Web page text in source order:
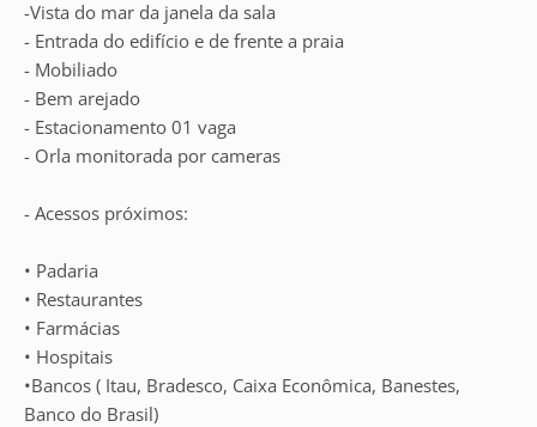
-Vista do mar da janela da sala
- Entrada do edifício e de frente a praia
- Mobiliado
- Bem arejado
- Estacionamento 01 vaga
- Orla monitorada por cameras
- Acessos próximos:
• Padaria
• Restaurantes
• Farmácias
• Hospitais
•Bancos ( Itau, Bradesco, Caixa Econômica, Banestes,
Banco do Brasil)